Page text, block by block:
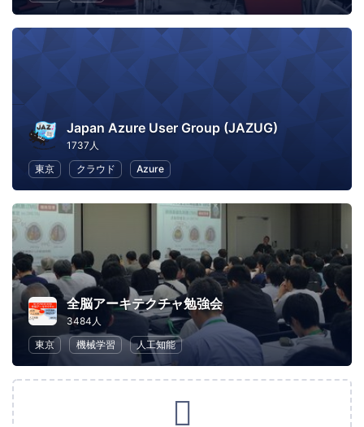
Japan Azure User Group (JAZUG)
1737人
東京
クラウド Azure
全脳アーキテクチャ勉強会
3484人
東京
機械学習 人工知能